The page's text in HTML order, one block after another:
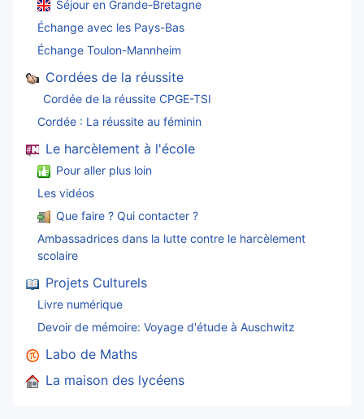
Séjour en Grande-Bretagne
Échange avec les Pays-Bas
Échange Toulon-Mannheim
Cordées de la réussite
Cordée de la réussite CPGE-TSI
Cordée : La réussite au féminin
Le harcèlement à l'école
Pour aller plus loin
Les vidéos
Que faire ? Qui contacter ?
Ambassadrices dans la lutte contre le harcèlement
scolaire
Projets Culturels
Livre numérique
Devoir de mémoire: Voyage d'étude à Auschwitz
Labo de Maths
La maison des lycéens